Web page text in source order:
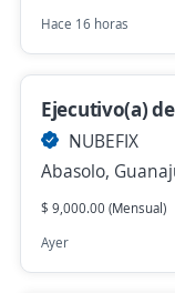
Hace 16 horas
Ejecutivo(a)
NUBEFIX
Abasolo,
$ 9,000.00 (Mensual)
Ayer